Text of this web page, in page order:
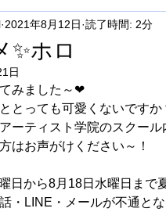
✨ホロ
2021年8月12日 読了時間: 2分
日
みました～❤
とっても可愛くないです
ーティスト学院のスクール
はお声がけください～！
日から8月18日水曜日まで
・LINE・メールが不通と